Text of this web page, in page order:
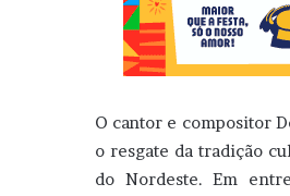
O cantor e compositor
o resgate da tradição
do Nordeste. Em